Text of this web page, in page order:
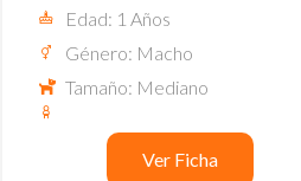
Edad: 1 Años
Género: Macho
Tamaño: Mediano
Ver Ficha